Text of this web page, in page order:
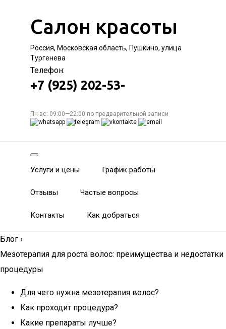
Салон красоты
Россия, Московская область, Пушкино, улица
Тургенева
Телефон:
+7 (925) 202-53-
Пн-вс: 09:00—22:00 по предварительной записи
Услуги и цены График работы
Отзывы Частые вопросы
Контакты Как добраться
Блог ›
Мезотерапия для роста волос: преимущества и недостатки
процедуры
Для чего нужна мезотерапия волос?
Как проходит процедура?
Какие препараты лучше?